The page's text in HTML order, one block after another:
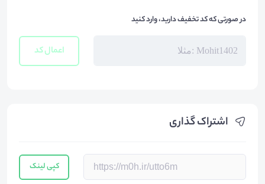
اشتراک گذاری
کپی لینک
در صورتی که کد تخفیف دارید، وارد کنید
اعمال کد